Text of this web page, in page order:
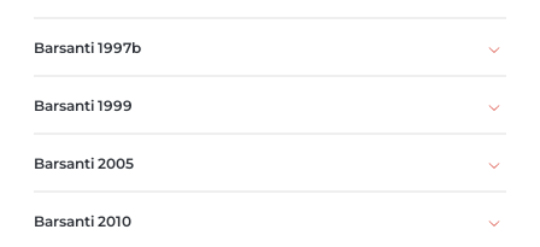
Barsanti 1997b
Barsanti 1999
Barsanti 2005
Barsanti 2010